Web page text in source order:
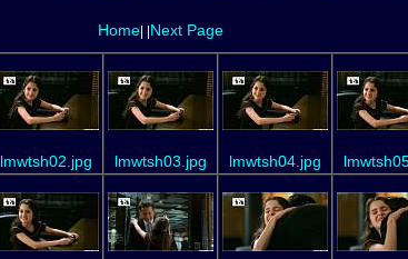
Home| |Next Page
lmwtsh02.jpg lmwtsh03.jpg lmwtsh04.jpg